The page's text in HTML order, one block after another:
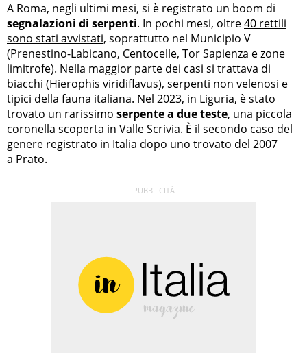
A Roma, negli ultimi mesi, si è registrato un boom di
segnalazioni di serpenti. In pochi mesi, oltre40 rettili
sono stati avvistati, soprattutto nel Municipio V
(Prenestino-Labicano, Centocelle, Tor Sapienza e zone
limitrofe). Nella maggior parte dei casi si trattava di
biacchi (Hierophis viridiflavus), serpenti non velenosi e
tipici della fauna italiana. Nel 2023, in Liguria, è stato
trovato un rarissimo serpente a due teste, una piccola
coronella scoperta in Valle Scrivia. È il secondo caso del
genere registrato in Italia dopo uno trovato del 2007
a Prato.